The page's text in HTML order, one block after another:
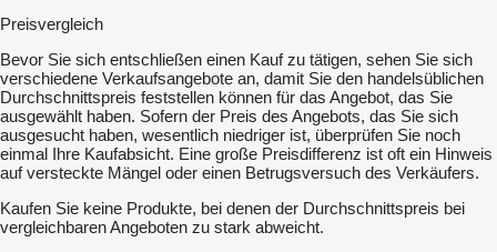
Preisvergleich
Bevor Sie sich entschließen einen Kauf zu tätigen, sehen Sie sich
verschiedene Verkaufsangebote an, damit Sie den handelsüblichen
Durchschnittspreis feststellen können für das Angebot, das Sie
ausgewählt haben. Sofern der Preis des Angebots, das Sie sich
ausgesucht haben, wesentlich niedriger ist, überprüfen Sie noch
einmal Ihre Kaufabsicht. Eine große Preisdifferenz ist oft ein Hinweis
auf versteckte Mängel oder einen Betrugsversuch des Verkäufers.
Kaufen Sie keine Produkte, bei denen der Durchschnittspreis bei
vergleichbaren Angeboten zu stark abweicht.